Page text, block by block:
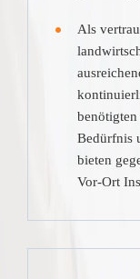
Als
benötigten
Bedürfnis
bieten
Vor-Ort